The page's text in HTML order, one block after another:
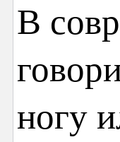
В
ногу